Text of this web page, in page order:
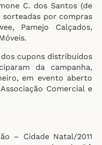
C. dos Santos (de
sorteadas por compras
Pamejo Calçados,
cupons distribuídos
da campanha,
em evento aberto
Comercial e
– Cidade Natal/2011